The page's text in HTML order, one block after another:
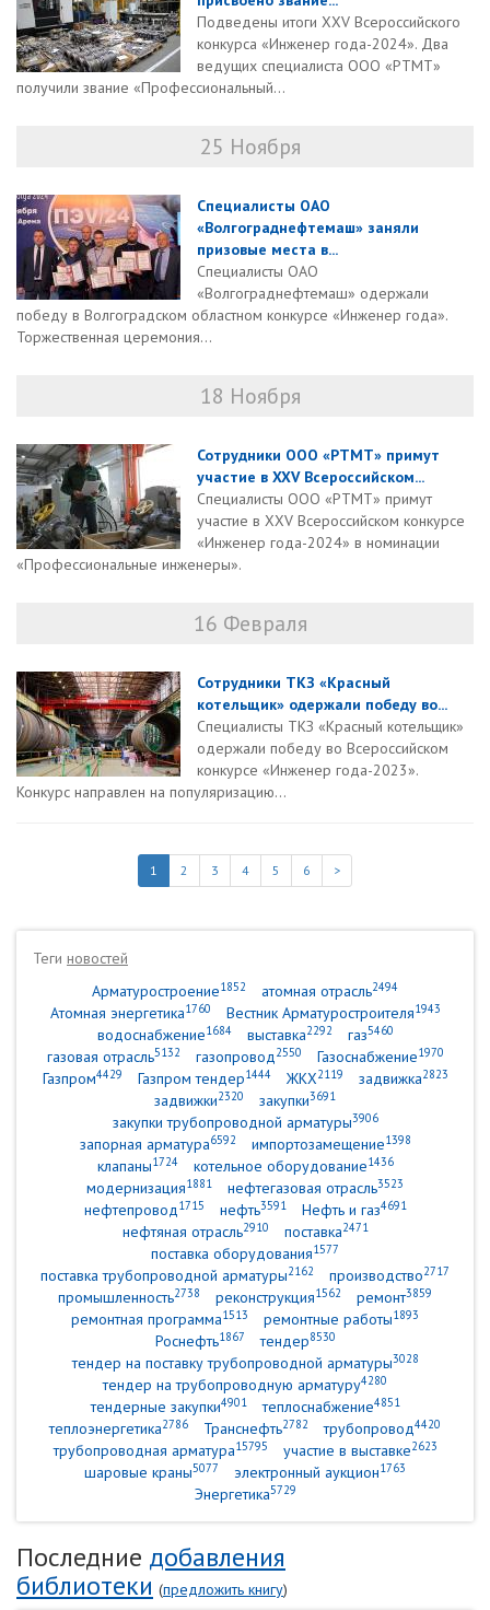
Подведены итоги XXV Всероссийского
конкурса «Инженер года-2024». Два
ведущих специалиста ООО «РТМТ»
получили звание «Профессиональный...
25 Ноября
Специалисты ОАО
«Волгограднефтемаш» заняли
призовые места в...
Специалисты ОАО
«Волгограднефтемаш» одержали
победу в Волгоградском областном конкурсе «Инженер года».
Торжественная церемония...
18 Ноября
Сотрудники ООО «РТМТ» примут
участие в XXV Всероссийском...
Специалисты ООО «РТМТ» примут
участие в XXV Всероссийском конкурсе
«Инженер года-2024» в номинации
«Профессиональные инженеры».
16 Февраля
Сотрудники ТКЗ «Красный
котельщик» одержали победу во...
Специалисты ТКЗ «Красный котельщик»
одержали победу во Всероссийском
конкурсе «Инженер года-2023».
Конкурс направлен на популяризацию...
1 2 3 4 5 6 >
Теги новостей
Арматуростроение1852 атомная отрасль2494
Атомная энергетика1760 Вестник Арматуростроителя1943
водоснабжение1684 выставка2292 газ5460
газовая отрасль5132 газопровод2550 Газоснабжение1970
Газпром4429 Газпром тендер1444 ЖКХ2119 задвижка2823
задвижки2320 закупки3691
закупки трубопроводной арматуры3906
запорная арматура6592 импортозамещение1398
клапаны1724 котельное оборудование1436
модернизация1881 нефтегазовая отрасль3523
нефтепровод1715 нефть3591 Нефть и газ4691
нефтяная отрасль2910 поставка2471
поставка оборудования1577
поставка трубопроводной арматуры2162 производство2717
промышленность2738 реконструкция1562 ремонт3859
ремонтная программа1513 ремонтные работы1893
Роснефть1867 тендер8530
тендер на поставку трубопроводной арматуры3028
тендер на трубопроводную арматуру4280
тендерные закупки4901 теплоснабжение4851
теплоэнергетика2786 Транснефть2782 трубопровод4420
трубопроводная арматура15795 участие в выставке2623
шаровые краны5077 электронный аукцион1763
Энергетика5729
Последние добавления
библиотеки (предложить книгу)